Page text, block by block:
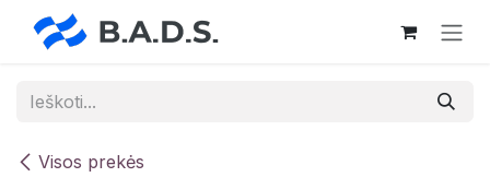
Skip to Content
Visos prekės